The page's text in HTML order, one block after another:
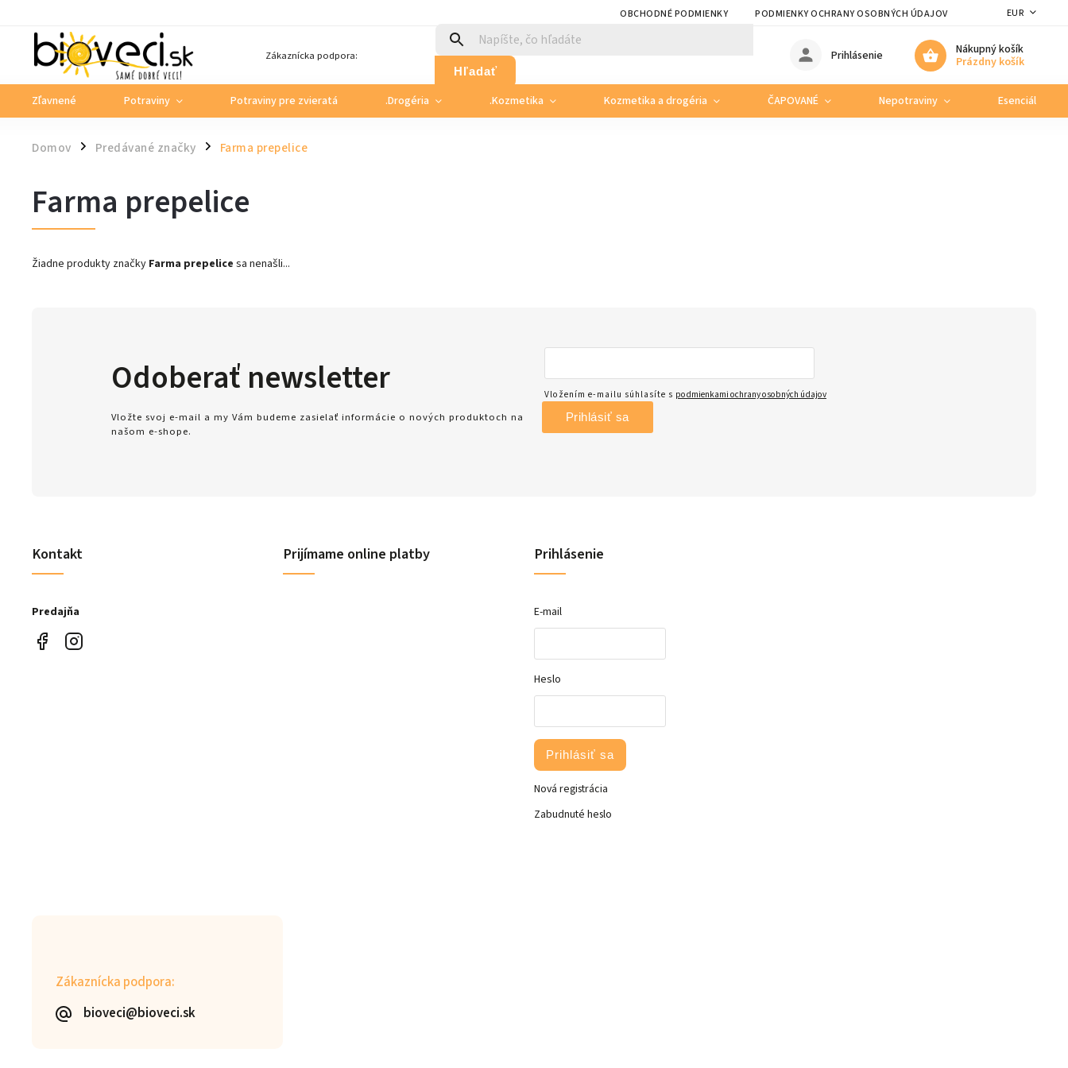
OBCHODNÉ PODMIENKY PODMIENKY OCHRANY OSOBNÝCH ÚDAJOV EUR
Zákaznícka podpora:
Hľadať
Nákupný košík
Prázdny košík
Prihlásenie
Zľavnené Potraviny Potraviny pre zvieratá .Drogéria .Kozmetika Kozmetika a drogéria ČAPOVANÉ Nepotraviny Esenciálne
Domov / Predávané značky / Farma prepelice
Farma prepelice
Žiadne produkty značky Farma prepelice sa nenašli...
Zákaznícka podpora:
bioveci@bioveci.sk
Kontakt
Predajňa
Odoberať newsletter
Vložte svoj e-mail a my Vám budeme zasielať informácie o nových produktoch na
našom e-shope.
Vložením e-mailu súhlasíte s podmienkami ochrany osobných údajov
Prihlásiť sa
Prijímame online platby Prihlásenie
E-mail
Heslo
Prihlásiť sa
Nová registrácia
Zabudnuté heslo